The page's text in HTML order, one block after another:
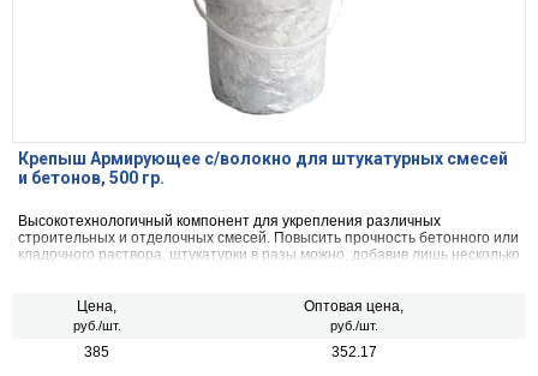
Крепыш Армирующее с/волокно для штукатурных смесей
и бетонов, 500 гр.
Высокотехнологичный компонент для укрепления различных
строительных и отделочных смесей. Повысить прочность бетонного или
кладочного раствора, штукатурки в разы можно, добавив лишь несколько
Цена,
руб./шт.
Оптовая цена,
руб./шт.
385 352.17